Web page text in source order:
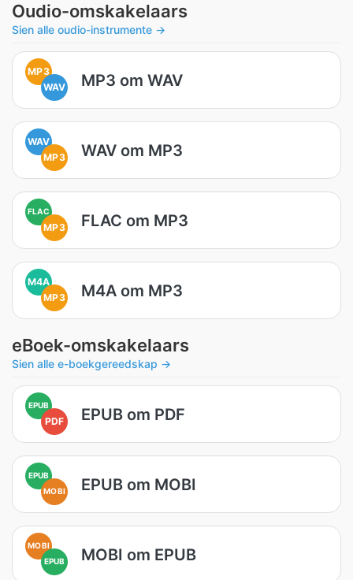
Oudio-omskakelaars
Sien alle oudio-instrumente →
MP3
WAV
MP3 om WAV
WAV
MP3
WAV om MP3
FLAC
MP3 FLAC om MP3
M4A
MP3
M4A om MP3
eBoek-omskakelaars
Sien alle e-boekgereedskap →
EPUB
PDF EPUB om PDF
EPUB
MOBI
EPUB om MOBI
MOBI
EPUB
MOBI om EPUB